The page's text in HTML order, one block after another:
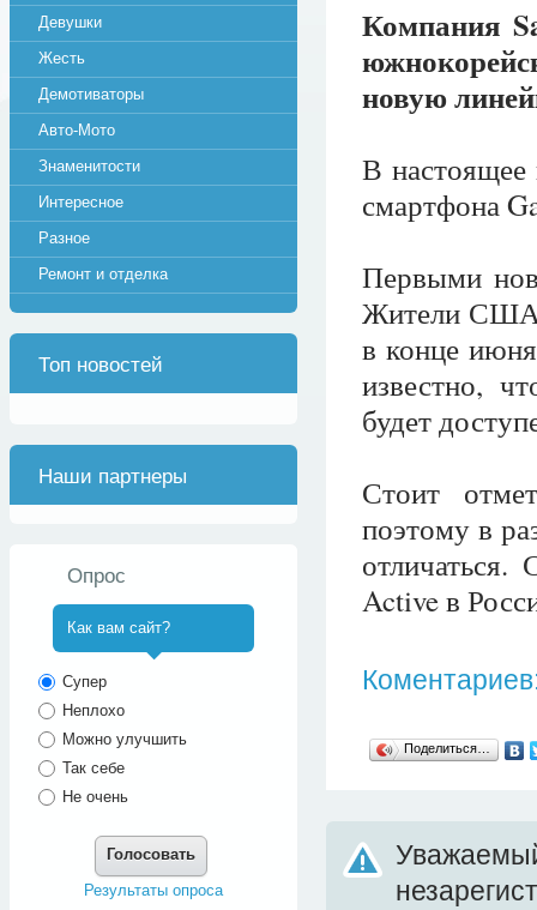
Компания
новую
В настоящее
смартфона
Первыми
Жители США
в конце
известно,
будет
Стоит
поэтому в
отличаться.
Active в
Поделиться…
Девушки
Жесть
Демотиваторы
Авто-Мото
Знаменитости
Интересное
Разное
Ремонт и отделка
Топ новостей
Наши партнеры
Опрос
Как вам сайт?
Супер
Неплохо
Можно улучшить
Так себе
Не очень
Голосовать
Результаты опроса